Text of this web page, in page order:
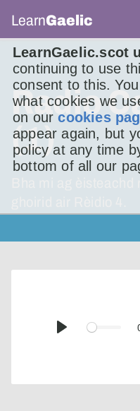
LearnGaelic.scot
continuing to use
consent to this.
what cookies we
on ourcookies
appear again, but
policy at any time
bottom of all our
LearnGaelic
Radio
(1)
Bha mi ag èisteachd
Play